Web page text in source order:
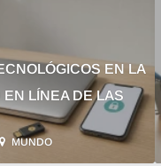
EN LA
LÍNEA DE LAS
MUNDO